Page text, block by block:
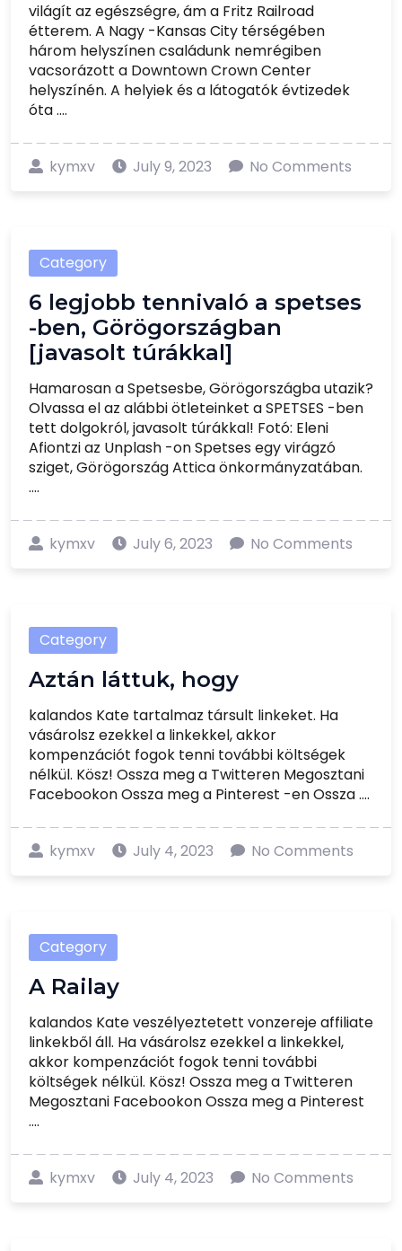
világít az egészségre, ám a Fritz Railroad
étterem. A Nagy -Kansas City térségében
három helyszínen családunk nemrégiben
vacsorázott a Downtown Crown Center
helyszínén. A helyiek és a látogatók évtizedek
óta ....
kymxv July 9, 2023 No Comments
Category
6 legjobb tennivaló a spetses
-ben, Görögországban
[javasolt túrákkal]
Hamarosan a Spetsesbe, Görögországba utazik?
Olvassa el az alábbi ötleteinket a SPETSES -ben
tett dolgokról, javasolt túrákkal! Fotó: Eleni
Afiontzi az Unplash -on Spetses egy virágzó
sziget, Görögország Attica önkormányzatában.
....
kymxv July 6, 2023 No Comments
Category
Aztán láttuk, hogy
kalandos Kate tartalmaz társult linkeket. Ha
vásárolsz ezekkel a linkekkel, akkor
kompenzációt fogok tenni további költségek
nélkül. Kösz! Ossza meg a Twitteren Megosztani
Facebookon Ossza meg a Pinterest -en Ossza ....
kymxv July 4, 2023 No Comments
Category
A Railay
kalandos Kate veszélyeztetett vonzereje affiliate
linkekből áll. Ha vásárolsz ezekkel a linkekkel,
akkor kompenzációt fogok tenni további
költségek nélkül. Kösz! Ossza meg a Twitteren
Megosztani Facebookon Ossza meg a Pinterest
....
kymxv July 4, 2023 No Comments